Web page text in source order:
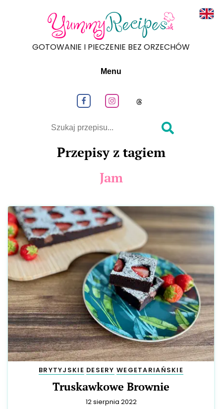
GOTOWANIE I PIECZENIE BEZ ORZECHÓW
Menu
Szukaj
Przepisy z tagiem
Jam
BRYTYJSKIE DESERY WEGETARIAŃSKIE
Truskawkowe Brownie
12 sierpnia 2022